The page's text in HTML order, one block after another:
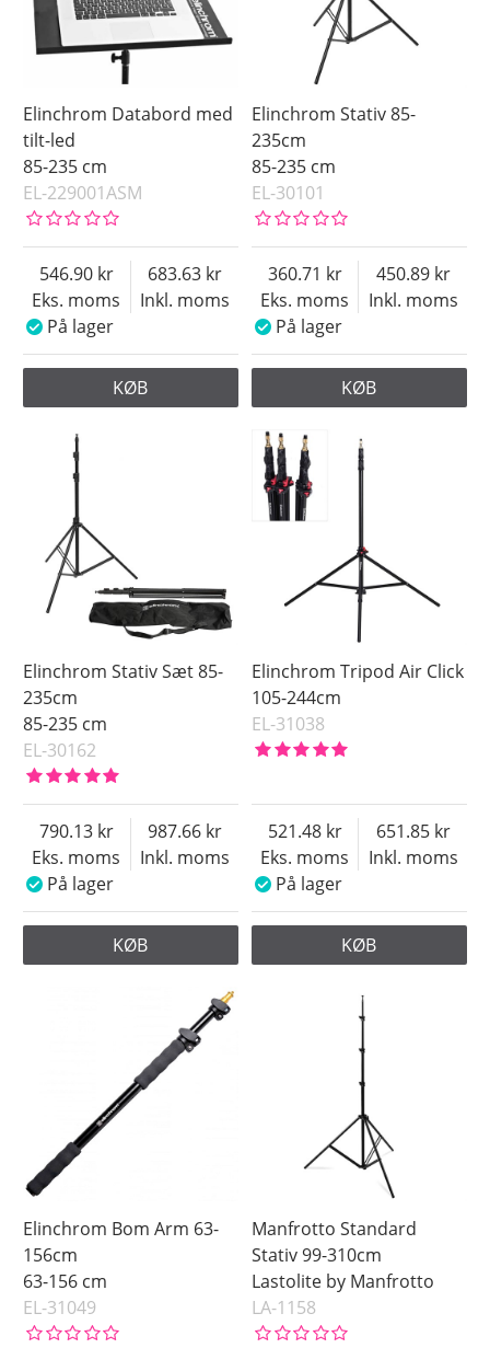
Elinchrom Databord med
tilt-led
85-235 cm
EL-229001ASM
Eks. moms
546.90
Inkl. moms
683.63
På lager
KØB
Elinchrom Stativ 85-
235cm
85-235 cm
EL-30101
Eks. moms
360.71
Inkl. moms
450.89
På lager
KØB
Elinchrom Stativ Sæt 85-
235cm
85-235 cm
EL-30162
Eks. moms
790.13
Inkl. moms
987.66
På lager
KØB
Elinchrom Tripod Air Click
105-244cm
EL-31038
Eks. moms
521.48
Inkl. moms
651.85
På lager
KØB
Elinchrom Bom Arm 63-
156cm
63-156 cm
EL-31049
Manfrotto Standard
Stativ 99-310cm
Lastolite by Manfrotto
LA-1158